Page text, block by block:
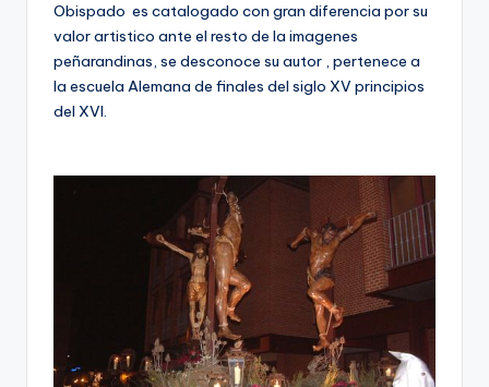
Obispado es catalogado con gran diferencia por su
valor artistico ante el resto de la imagenes
peñarandinas, se desconoce su autor , pertenece a
la escuela Alemana de finales del siglo XV principios
del XVI.